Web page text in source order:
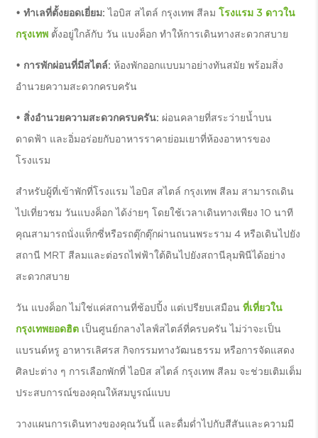
• ทำเลที่ตั้งยอดเยี่ยม: ไอบิส สไตล์ กรุงเทพ สีลมโรงแรม 3 ดาวใน
กรุงเทพ ตั้งอยู่ใกล้กับ วัน แบงค็อก ทำให้การเดินทางสะดวกสบาย
• การพักผ่อนที่มีสไตล์: ห้องพักออกแบบมาอย่างทันสมัย พร้อมสิ่ง
อำนวยความสะดวกครบครัน
• สิ่งอำนวยความสะดวกครบครัน: ผ่อนคลายที่สระว่ายน้ำบน
ดาดฟ้า และอิ่มอร่อยกับอาหารราคาย่อมเยาที่ห้องอาหารของ
โรงแรม
สำหรับผู้ที่เข้าพักที่โรงแรม ไอบิส สไตล์ กรุงเทพ สีลม สามารถเดิน
ไปเที่ยวชม วันแบงค็อก ได้ง่ายๆ โดยใช้เวลาเดินทางเพียง 10 นาที
คุณสามารถนั่งแท็กซี่หรือรถตุ๊กตุ๊กผ่านถนนพระราม 4 หรือเดินไปยัง
สถานี MRT สีลมและต่อรถไฟฟ้าใต้ดินไปยังสถานีลุมพินีได้อย่าง
สะดวกสบาย
วัน แบงค็อก ไม่ใช่แค่สถานที่ช้อปปิ้ง แต่เปรียบเสมือนที่เที่ยวใน
กรุงเทพยอดฮิต เป็นศูนย์กลางไลฟ์สไตล์ที่ครบครัน ไม่ว่าจะเป็น
แบรนด์หรู อาหารเลิศรส กิจกรรมทางวัฒนธรรม หรือการจัดแสดง
ศิลปะต่าง ๆ การเลือกพักที่ ไอบิส สไตล์ กรุงเทพ สีลม จะช่วยเติมเต็ม
ประสบการณ์ของคุณให้สมบูรณ์แบบ
วางแผนการเดินทางของคุณวันนี้ และดื่มด่ำไปกับสีสันและความมี